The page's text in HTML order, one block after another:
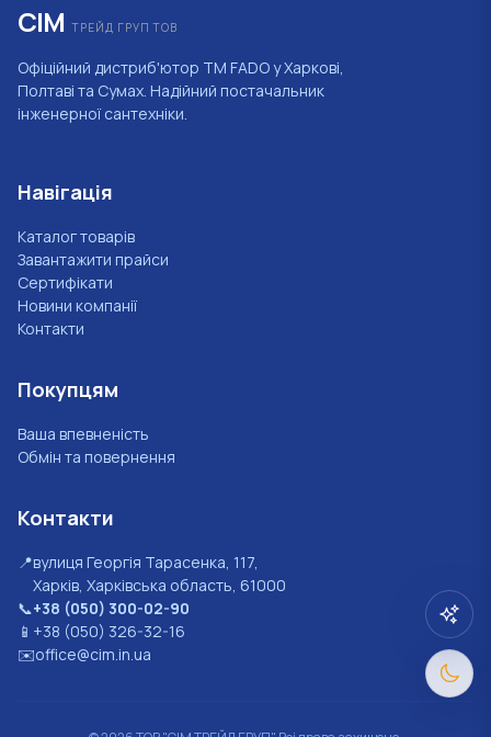
СІМ ТРЕЙД ГРУП ТОВ
Офіційний дистриб'ютор ТМ FADO у Харкові,
Полтаві та Сумах. Надійний постачальник
інженерної сантехніки.
Навігація
Каталог товарів
Завантажити прайси
Сертифікати
Новини компанії
Контакти
Покупцям
Ваша впевненість
Обмін та повернення
Контакти
📍вулиця Георгія Тарасенка, 117,
Харків, Харківська область, 61000
📞+38 (050) 300-02-90
📱 +38 (050) 326-32-16
✉️office@cim.in.ua